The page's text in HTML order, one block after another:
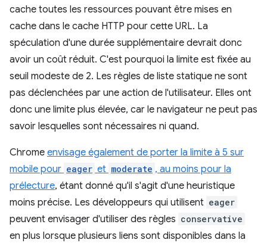
cache toutes les ressources pouvant être mises en
cache dans le cache HTTP pour cette URL. La
spéculation d'une durée supplémentaire devrait donc
avoir un coût réduit. C'est pourquoi la limite est fixée au
seuil modeste de 2. Les règles de liste statique ne sont
pas déclenchées par une action de l'utilisateur. Elles ont
donc une limite plus élevée, car le navigateur ne peut pas
savoir lesquelles sont nécessaires ni quand.
Chrome envisage également de porter la limite à 5 sur
mobile pour eager et moderate , au moins pour la
prélecture, étant donné qu'il s'agit d'une heuristique
moins précise. Les développeurs qui utilisent eager
peuvent envisager d'utiliser des règles conservative
en plus lorsque plusieurs liens sont disponibles dans la